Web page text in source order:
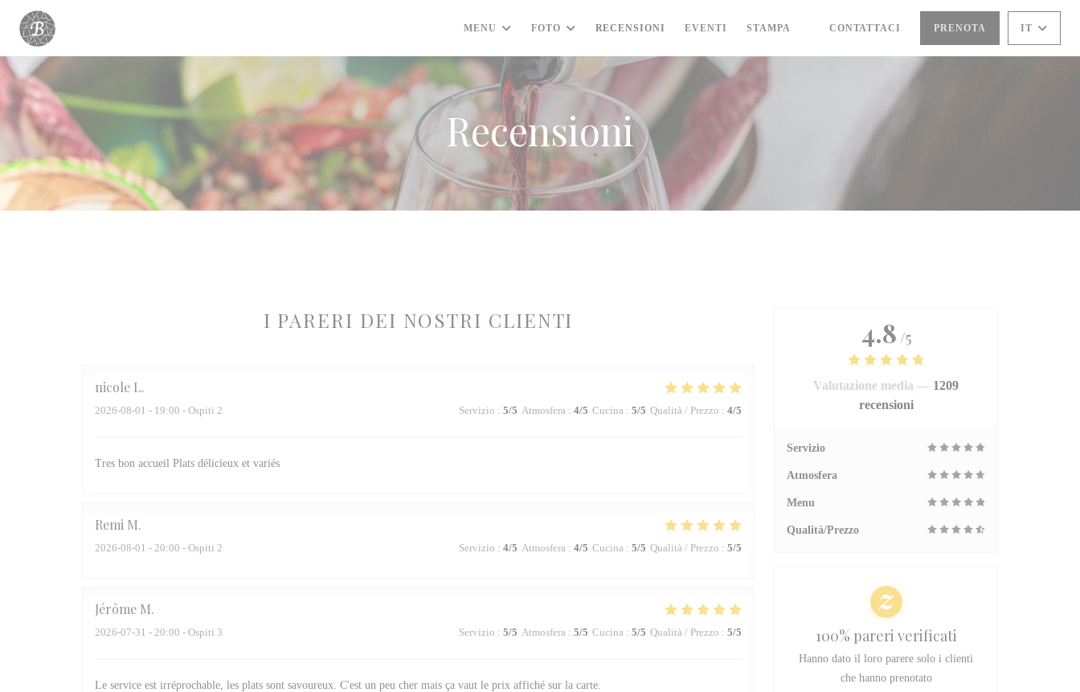
Personalizzazione delle tue scelte sui cookie
MENU FOTO RECENSIONI EVENTI STAMPA CONTATTACI PRENOTA IT
Recensioni
I PARERI DEI NOSTRI CLIENTI
nicole L
2026-08-01 - 19:00 - Ospiti 2 Servizio : 5/5 Atmosfera : 4/5 Cucina : 5/5 Qualità / Prezzo : 4/5
Tres bon accueil Plats délicieux et variés
Remi M
2026-08-01 - 20:00 - Ospiti 2 Servizio : 4/5 Atmosfera : 4/5 Cucina : 5/5 Qualità / Prezzo : 5/5
Jérôme M
2026-07-31 - 20:00 - Ospiti 3 Servizio : 5/5 Atmosfera : 5/5 Cucina : 5/5 Qualità / Prezzo : 5/5
Le service est irréprochable, les plats sont savoureux. C'est un peu cher mais ça vaut le prix affiché sur la carte.
4.8 /5
Valutazione media — 1209
recensioni
Servizio
Atmosfera
Menu
Qualità/Prezzo
100% pareri verificati
Hanno dato il loro parere solo i clienti
che hanno prenotato